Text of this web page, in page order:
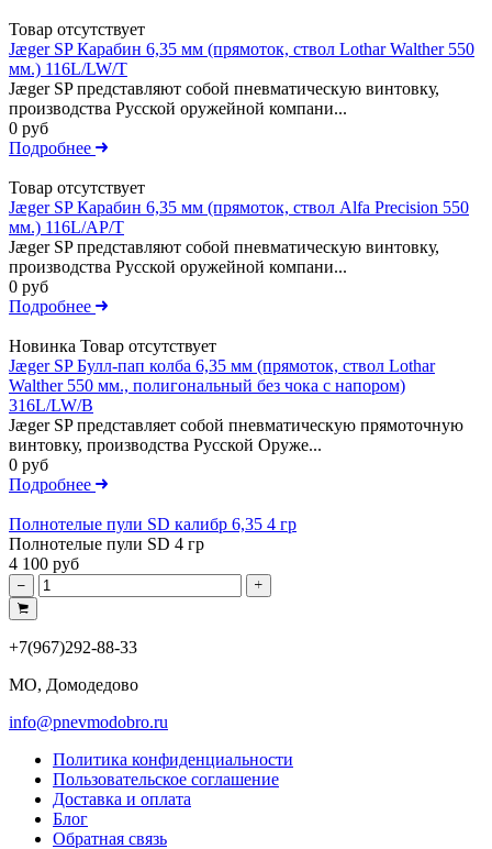
Товар отсутствует
Jæger SP Карабин 6,35 мм (прямоток, ствол Lothar Walther 550
мм.) 116L/LW/T
Jæger SP представляют собой пневматическую винтовку,
производства Русской оружейной компани...
0 руб
Подробнее
Товар отсутствует
Jæger SP Карабин 6,35 мм (прямоток, ствол Alfa Precision 550
мм.) 116L/AP/T
Jæger SP представляют собой пневматическую винтовку,
производства Русской оружейной компани...
0 руб
Подробнее
Новинка Товар отсутствует
Jæger SP Булл-пап колба 6,35 мм (прямоток, ствол Lothar
Walther 550 мм., полигональный без чока с напором)
316L/LW/B
Jæger SP представляет собой пневматическую прямоточную
винтовку, производства Русской Оруже...
0 руб
Подробнее
Полнотелые пули SD калибр 6,35 4 гр
Полнотелые пули SD 4 гр
4 100 руб
+7(967)292-88-33
МО, Домодедово
info@pnevmodobro.ru
Политика конфиденциальности
Пользовательское соглашение
Доставка и оплата
Блог
Обратная связь